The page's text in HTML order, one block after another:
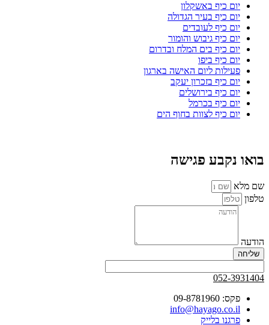
יום כיף באשקלון
יום כיף בעיר הגדולה
יום כיף לעובדים
יום כיף גיבוש והומור
יום כיף בים המלח ובדרום
יום כיף ביפו
פעילות ליום האישה בארגון
יום כיף בזכרון יעקב
יום כיף בירושלים
יום כיף בכרמל
יום כיף לצוות בחוף הים
בואו נקבע פגישה
שם מלא
טלפון
הודעה
שליחה
052-3931404
פקס: 09-8781960
info@hayago.co.il
פרגנו בלייק